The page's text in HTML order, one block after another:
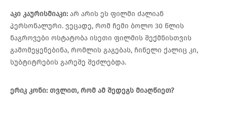
აკი კაურისმიაკი: არ არის ეს ფილმი ძალიან
პერსონალური. ვეცადე, რომ ჩემი ბოლო 30 წლის
ნაგროვები ოსტატობა ისეთი ფილმის შექმნისთვის
გამომეყენებინა, რომლის გაგებას, ჩინელი ქალიც კი,
სუბტიტრების გარეშე შეძლებდა.
ერიკ კონი: თვლით, რომ ამ შედეგს მიაღწიეთ?